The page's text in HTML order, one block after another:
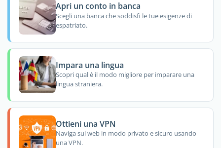
Apri un conto in banca
Scegli una banca che soddisfi le tue esigenze di
espatriato.
Impara una lingua
Scopri qual è il modo migliore per imparare una
lingua straniera.
Ottieni una VPN
Naviga sul web in modo privato e sicuro usando
una VPN.